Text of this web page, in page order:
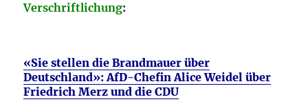
Verschriftlichung:
«Sie stellen die Brandmauer über
Deutschland»: AfD-Chefin Alice Weidel über
Friedrich Merz und die CDU